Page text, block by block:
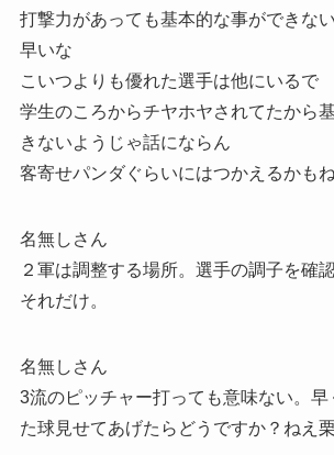
打撃力があっても基本的な事ができな
早いな
こいつよりも優れた選手は他にいるで
学生のころからチヤホヤされてたから
きないようじゃ話にならん
客寄せパンダぐらいにはつかえるかも
名無しさん
２軍は調整する場所。選手の調子を確
それだけ。
名無しさん
3流のピッチャー打っても意味ない。早
た球見せてあげたらどうですか？ねえ